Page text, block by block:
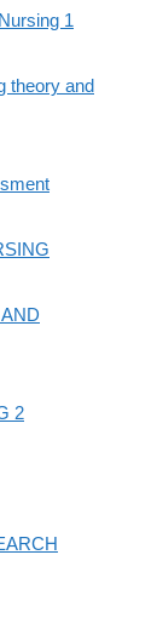
1
theory and
2